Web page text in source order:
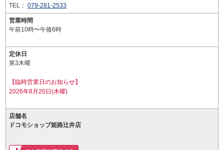
TEL： 079-281-2533
営業時間
午前10時〜午後6時
定休日
第3木曜
【臨時営業日のお知らせ】
2026年8月20日(木曜)
店舗名
ドコモショップ姫路辻井店